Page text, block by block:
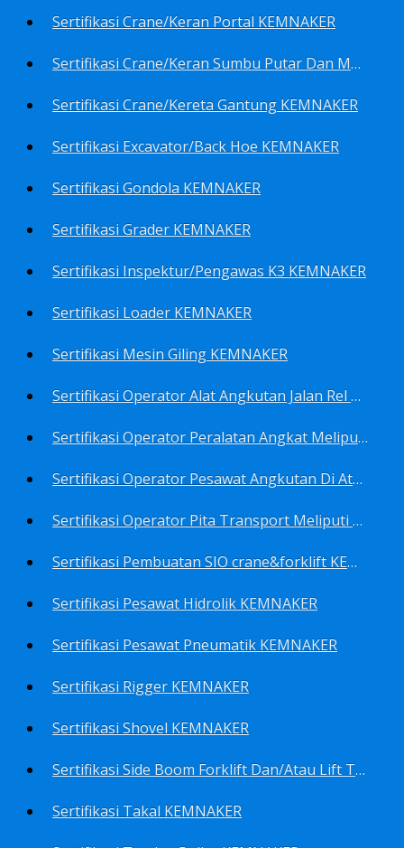
Sertifikasi Crane/Keran Portal KEMNAKER
Sertifikasi Crane/Keran Sumbu Putar Dan Mesin Pancang KEMNAKER
Sertifikasi Crane/Kereta Gantung KEMNAKER
Sertifikasi Excavator/Back Hoe KEMNAKER
Sertifikasi Gondola KEMNAKER
Sertifikasi Grader KEMNAKER
Sertifikasi Inspektur/Pengawas K3 KEMNAKER
Sertifikasi Loader KEMNAKER
Sertifikasi Mesin Giling KEMNAKER
Sertifikasi Operator Alat Angkutan Jalan Rel Meliputi Operator Lokomotif Dan Lori KEMNAKER
Sertifikasi Operator Peralatan Angkat Meliputi Operator Dongkrak Mekanik (Lier) KEMNAKER
Sertifikasi Operator Pesawat Angkutan Di Atas Landasan Dan Di Atas Permukaan Meliputi Antara Lain Operator: Dump Truk KEMNAKER
Sertifikasi Operator Pita Transport Meliputi Operator Eskalator KEMNAKER
Sertifikasi Pembuatan SIO crane&forklift KEMNAKER
Sertifikasi Pesawat Hidrolik KEMNAKER
Sertifikasi Pesawat Pneumatik KEMNAKER
Sertifikasi Rigger KEMNAKER
Sertifikasi Shovel KEMNAKER
Sertifikasi Side Boom Forklift Dan/Atau Lift Truk KEMNAKER
Sertifikasi Takal KEMNAKER